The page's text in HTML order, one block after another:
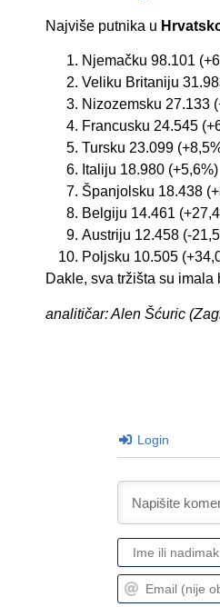
Najviše putnika u
Njemačku 98.101
Veliku Britaniju
Nizozemsku 27.133
Francusku 24.545
Tursku 23.099
Italiju 18.980 (+5,6%)
Španjolsku 18.438
Belgiju 14.461
Austriju 12.458 (-
Poljsku 10.505
Dakle, sva tržišta su
analitičar: Alen Šćuric
Login